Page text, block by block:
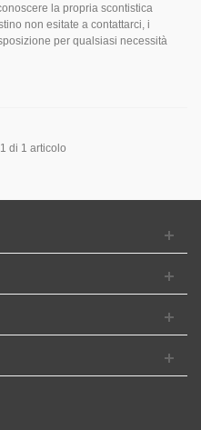
la propria scontistica
non esitate a contattarci, i
per qualsiasi necessità
di 1 articolo